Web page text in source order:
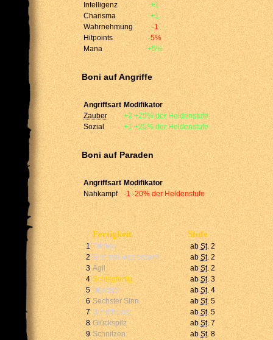
Intelligenz
+1
Charisma
+1
Wahrnehmung
-1
Hitpoints
-5%
Mana
+5%
Boni auf Angriffe
Angriffsart Modifikator
Zauber
+2+25% der Heldenstufe
Sozial
+1 +20% der Heldenstufe
Boni auf Paraden
Angriffsart Modifikator
Nahkampf
-1 -20% der Heldenstufe
Fertigkeit Stufe
1 Trinken abSt. 2
2 Erst mal was essen! ab St. 2
3 Agil abSt. 2
4 Schlagfertig abSt. 3
5 Mystisch ab St. 4
6 Sechster Sinn abSt. 5
7 Schriftkunst abSt. 5
8 Glückspilz abSt. 7
9 Schnitzen abSt. 8